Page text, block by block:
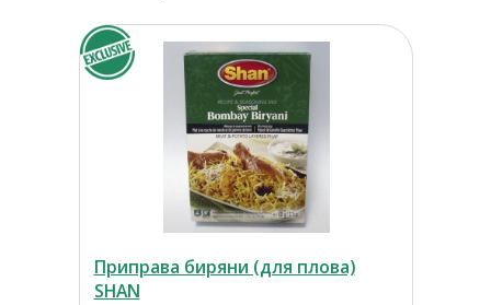
Приправа биряни (для плова)
SHAN